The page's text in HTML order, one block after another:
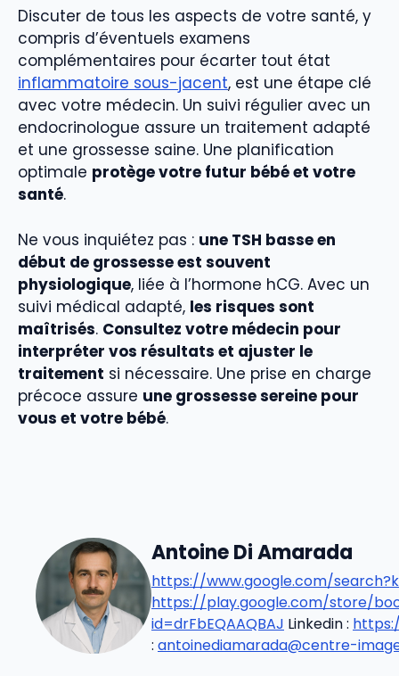
Discuter de tous les aspects de votre santé, y
compris d’éventuels examens
complémentaires pour écarter tout état
inflammatoire sous-jacent, est une étape clé
avec votre médecin. Un suivi régulier avec un
endocrinologue assure un traitement adapté
et une grossesse saine. Une planification
optimale protège votre futur bébé et votre
santé.
Ne vous inquiétez pas : une TSH basse en
début de grossesse est souvent
physiologique, liée à l’hormone hCG. Avec un
suivi médical adapté, les risques sont
maîtrisés. Consultez votre médecin pour
interpréter vos résultats et ajuster le
traitement si nécessaire. Une prise en charge
précoce assure une grossesse sereine pour
vous et votre bébé.
Antoine Di Amarada
https://www.google.com/
https://play.google.com/store/
id=drFbEQAAQBAJ Linkedin :
: antoinediamarada@centre-